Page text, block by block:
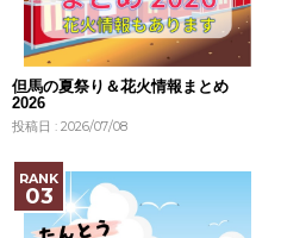
但馬の夏祭り＆花火情報まとめ
2026
投稿日 : 2026/07/08